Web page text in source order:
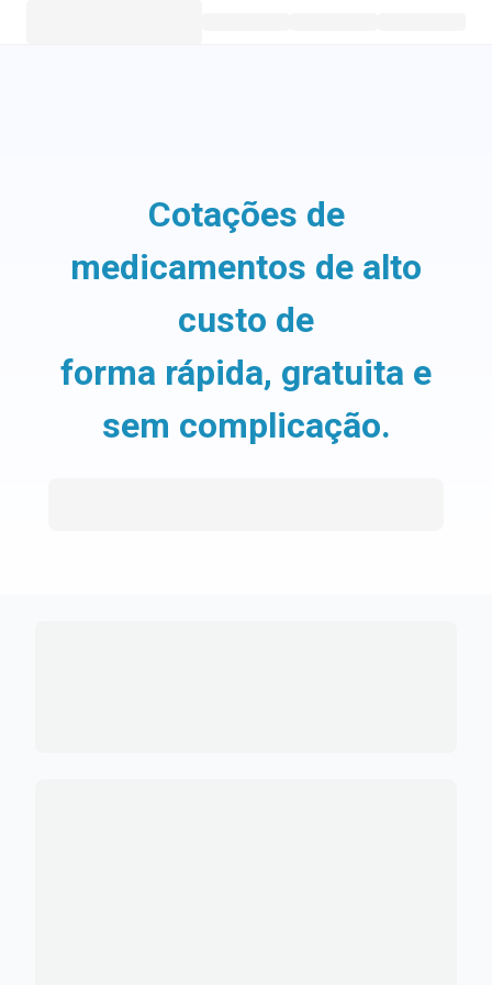
Cotações de
medicamentos de alto
custo de
forma rápida, gratuita e
sem complicação.